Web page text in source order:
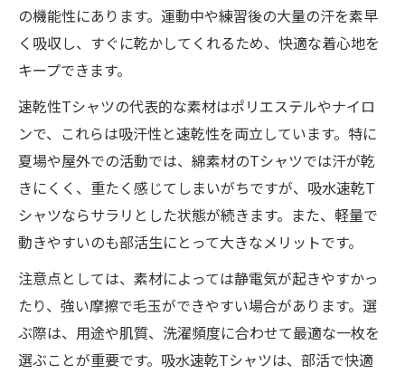
の機能性にあります。運動中や練習後の大量の汗を素早
く吸収し、すぐに乾かしてくれるため、快適な着心地を
キープできます。
速乾性Tシャツの代表的な素材はポリエステルやナイロ
ンで、これらは吸汗性と速乾性を両立しています。特に
夏場や屋外での活動では、綿素材のTシャツでは汗が乾
きにくく、重たく感じてしまいがちですが、吸水速乾T
シャツならサラリとした状態が続きます。また、軽量で
動きやすいのも部活生にとって大きなメリットです。
注意点としては、素材によっては静電気が起きやすかっ
たり、強い摩擦で毛玉ができやすい場合があります。選
ぶ際は、用途や肌質、洗濯頻度に合わせて最適な一枚を
選ぶことが重要です。吸水速乾Tシャツは、部活で快適